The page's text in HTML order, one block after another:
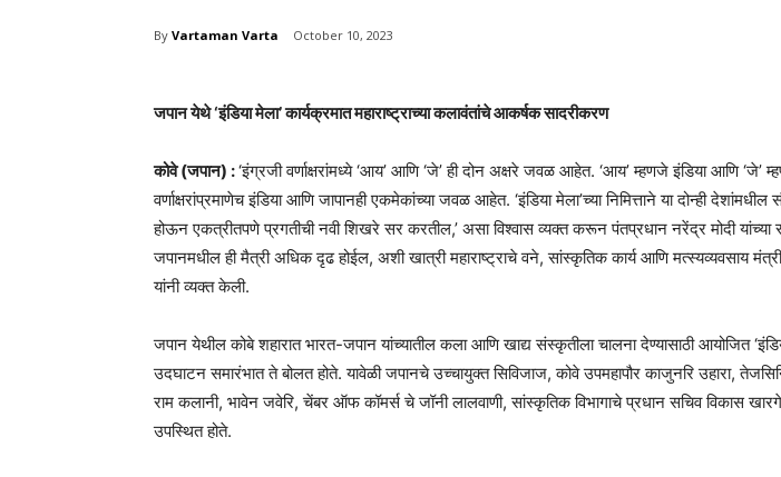
By Vartaman Varta October 10, 2023
जपान येथे ‘इंडिया मेला’ कार्यक्रमात महाराष्ट्राच्या कलावंतांचे आकर्षक सादरीकरण
कोवे (जपान) :‘इंग्रजी वर्णाक्षरांमध्ये ‘आय’ आणि ‘जे’ ही दोन अक्षरे जवळ आहेत. ‘आय’ म्हणजे इंडिया आणि ‘जे’
वर्णाक्षरांप्रमाणेच इंडिया आणि जापानही एकमेकांच्या जवळ आहेत. ‘इंडिया मेला’च्या निमित्ताने या दोन्ही देशांमधील
होऊन एकत्रीतपणे प्रगतीची नवी शिखरे सर करतील,’ असा विश्वास व्यक्त करून पंतप्रधान नरेंद्र मोदी यांच्या
जपानमधील ही मैत्री अधिक दृढ होईल, अशी खात्री महाराष्ट्राचे वने, सांस्कृतिक कार्य आणि मत्स्यव्यवसाय
यांनी व्यक्त केली.
जपान येथील कोबे शहारात भारत-जपान यांच्यातील कला आणि खाद्य संस्कृतीला चालना देण्यासाठी आयोजित
उदघाटन समारंभात ते बोलत होते. यावेळी जपानचे उच्चायुक्त सिविजाज, कोवे उपमहापौर काजुनरि उहारा,
राम कलानी, भावेन जवेरि, चेंबर ऑफ कॉमर्स चे जॉनी लालवाणी, सांस्कृतिक विभागाचे प्रधान सचिव विकास
उपस्थित होते.